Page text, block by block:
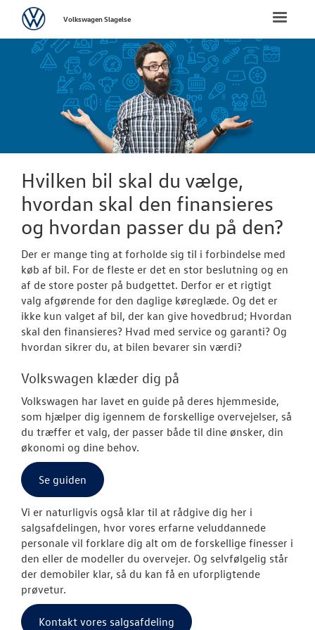
FORSIDE
NYE
Bestil
Vejen til et
Privatleasing
Finansiering
Elektrisk
ID.3 Neo
Aktuelle
ID. Cross
ID.5
Toggle
VolkswagenVolkswagen Slagelse
Hvilken bil skal du vælge,
hvordan skal den finansieres
og hvordan passer du på den?
Der er mange ting at forholde sig til i forbindelse med
køb af bil. For de fleste er det en stor beslutning og en
af de store poster på budgettet. Derfor er et rigtigt
valg afgørende for den daglige køreglæde. Og det er
ikke kun valget af bil, der kan give hovedbrud; Hvordan
skal den finansieres? Hvad med service og garanti? Og
hvordan sikrer du, at bilen bevarer sin værdi?
Volkswagen klæder dig på
Volkswagen har lavet en guide på deres hjemmeside,
som hjælper dig igennem de forskellige overvejelser, så
du træffer et valg, der passer både til dine ønsker, din
økonomi og dine behov.
Se guiden
Vi er naturligvis også klar til at rådgive dig her i
salgsafdelingen, hvor vores erfarne veluddannede
personale vil forklare dig alt om de forskellige finesser i
den eller de modeller du overvejer. Og selvfølgelig står
der demobiler klar, så du kan få en uforpligtende
prøvetur.
Kontakt vores salgsafdeling